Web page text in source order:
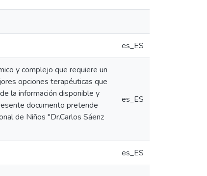
es_ES
y complejo que requiere un
opciones terapéuticas que
la información disponible y
documento pretende
de Niños "Dr.Carlos Sáenz
es_ES
es_ES